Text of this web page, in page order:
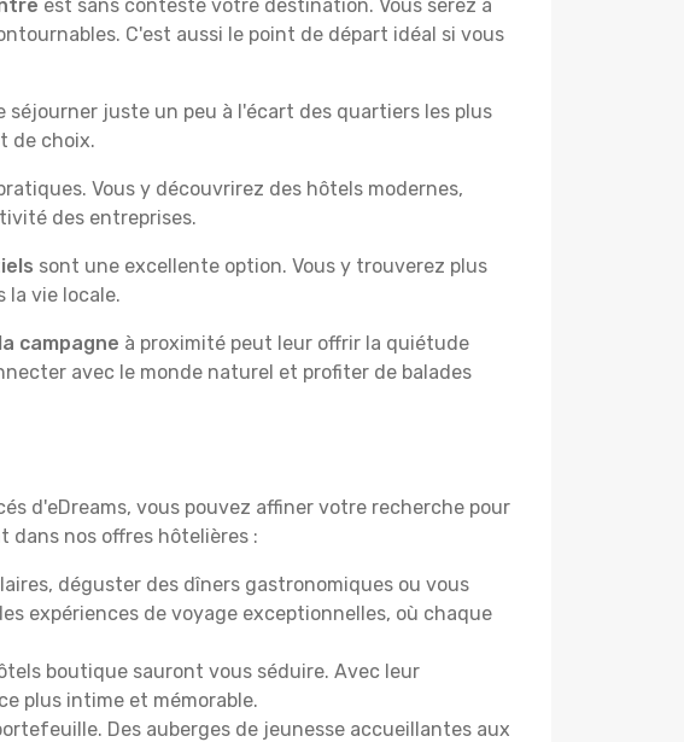
est sans conteste votre destination. Vous serez à
C'est aussi le point de départ idéal si vous
séjourner juste un peu à l'écart des quartiers les plus
de choix.
Vous y découvrirez des hôtels modernes,
des entreprises.
sont une excellente option. Vous y trouverez plus
la vie locale.
campagne à proximité peut leur offrir la quiétude
avec le monde naturel et profiter de balades
d'eDreams, vous pouvez affiner votre recherche pour
dans nos offres hôtelières :
déguster des dîners gastronomiques ou vous
expériences de voyage exceptionnelles, où chaque
boutique sauront vous séduire. Avec leur
plus intime et mémorable.
Des auberges de jeunesse accueillantes aux